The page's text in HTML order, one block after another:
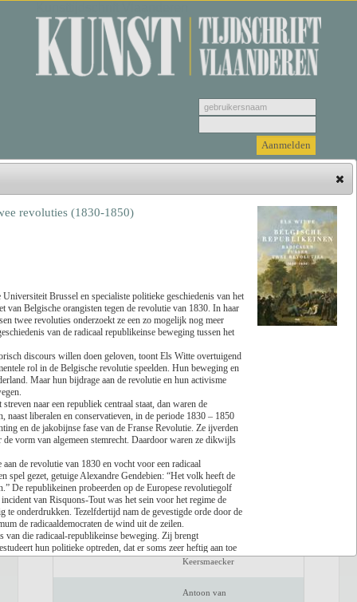
Hieronder vindt u de jongste recensies. Selecteer
een genre, vervolgens selecteer de recensie die u
wenst u te bekijken en klik tenslotte op 'Lees
recensie'.
Zoeken Genre
Lees recensie
Titel Auteur
Een verwittigd man is Dimitri
Het raadsel van de
anderen
Benno
Barnard
Fake Profiel
Luc de
Keersmaecker
Antoon van
revoluties (1830-1850)
Brussel en specialiste politieke geschiedenis van het
Belgische orangisten tegen de revolutie van 1830. In haar
twee revoluties onderzoekt ze een zo mogelijk nog meer
van de radicaal republikeinse beweging tussen het
discours willen doen geloven, toont Els Witte overtuigend
rol in de Belgische revolutie speelden. Hun beweging en
Maar hun bijdrage aan de revolutie en hun activisme
naar een republiek centraal staat, dan waren de
naast liberalen en conservatieven, in de periode 1830 – 1850
en de jakobijnse fase van de Franse Revolutie. Ze ijverden
vorm van algemeen stemrecht. Daardoor waren ze dikwijls
de revolutie van 1830 en vocht voor een radicaal
gezet, getuige Alexandre Gendebien: “Het volk heeft de
De republikeinen probeerden op de Europese revolutiegolf
van Risquons-Tout was het sein voor het regime de
te onderdrukken. Tezelfdertijd nam de gevestigde orde door de
de radicaaldemocraten de wind uit de zeilen.
van die radicaal-republikeinse beweging. Zij brengt
hun politieke optreden, dat er soms zeer heftig aan toe
de toenmalige vertooggemeenschap, en ze beschrijft de
speelden boven hun gewicht en drukten hun stempel op een